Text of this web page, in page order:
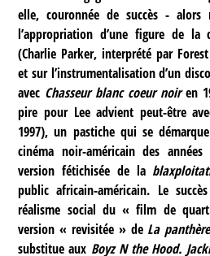
elle, couronnée de succès - alors
l’appropriation d’une figure de la
(Charlie Parker, interprété par
et sur l’instrumentalisation d’un
avec Chasseur blanc coeur noiren
pire pour Lee advient peut-être
1997), un pastiche qui se
cinéma noir-américain des
version fétichisée de la
public africain-américain. Le
réalisme social du « film de
version « revisitée » de La
substitue aux Boyz N the Hood.